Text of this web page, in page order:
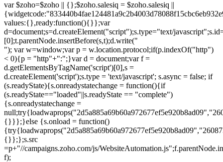
var $zoho=$zoho || {};$zoho.salesiq = $zoho.salesiq ||
values:{},ready:function(){}};var
d=document;s=d.createElement("script");s.type="text/
[0];t.parentNode.insertBefore(s,t);d.write("
"); var w=window;var p = w.location.protocol;if(p.indexOf("http")
< 0){p = "http"+":";}var d = document;var f =
d.getElementsByTagName('script')[0],s =
d.createElement('script');s.type = 'text/javascript'; s.async = false; if
(s.readyState){s.onreadystatechange = function(){if
(s.readyState=="loaded"||s.readyState == "complete")
{s.onreadystatechange =
{}}};}else {s.onload = function()
{}};};s.src
=p+"//campaigns.zoho.com/js/
f);